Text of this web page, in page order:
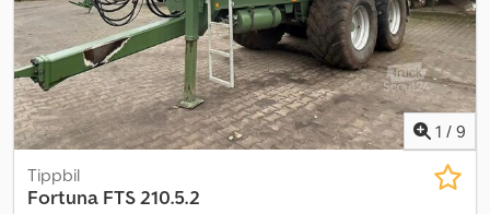
1 / 9
Tippbil
Fortuna FTS 210.5.2